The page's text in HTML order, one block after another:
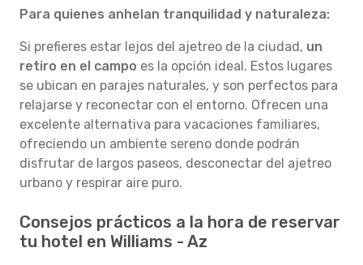
Para quienes anhelan tranquilidad y naturaleza:
Si prefieres estar lejos del ajetreo de la ciudad, un
retiro en el campo es la opción ideal. Estos lugares
se ubican en parajes naturales, y son perfectos para
relajarse y reconectar con el entorno. Ofrecen una
excelente alternativa para vacaciones familiares,
ofreciendo un ambiente sereno donde podrán
disfrutar de largos paseos, desconectar del ajetreo
urbano y respirar aire puro.
Consejos prácticos a la hora de reservar
tu hotel en Williams - Az